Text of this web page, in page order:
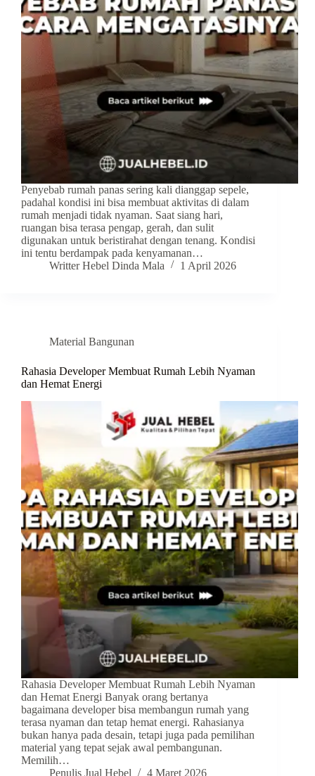
Penyebab rumah panas sering kali dianggap sepele,
padahal kondisi ini bisa membuat aktivitas di dalam
rumah menjadi tidak nyaman. Saat siang hari,
ruangan bisa terasa pengap, gerah, dan sulit
digunakan untuk beristirahat dengan tenang. Kondisi
ini tentu berdampak pada kenyamanan…
Writter Hebel Dinda Mala
1 April 2026
Material Bangunan
Rahasia Developer Membuat Rumah Lebih Nyaman
dan Hemat Energi
Rahasia Developer Membuat Rumah Lebih Nyaman
dan Hemat Energi Banyak orang bertanya
bagaimana developer bisa membangun rumah yang
terasa nyaman dan tetap hemat energi. Rahasianya
bukan hanya pada desain, tetapi juga pada pemilihan
material yang tepat sejak awal pembangunan.
Memilih…
Penulis Jual Hebel
4 Maret 2026